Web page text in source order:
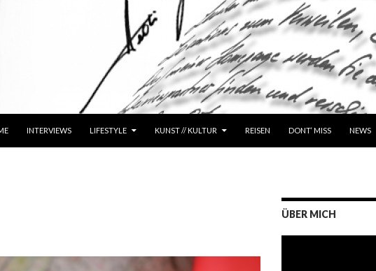
INTERVIEWS LIFESTYLE KUNST // KULTUR REISEN DONT‘ MISS NEWS
ÜBER MICH